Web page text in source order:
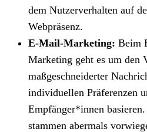
dem Nutzerverhalten auf
Webpräsenz.
E-Mail-Marketing: Beim
Marketing geht es um den
maßgeschneiderter
individuellen Präferenzen
Empfänger*innen
stammen abermals